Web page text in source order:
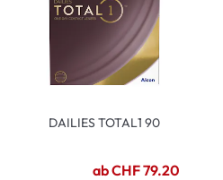
DAILIES TOTAL1 90
ab CHF 79.20